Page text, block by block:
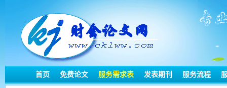
首页 免费论文 服务需求表 发表期刊 服务流程